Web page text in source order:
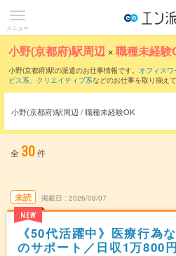
メニュー
小野(京都府)駅周辺 ×職種未経験
小野(京都府)駅の派遣のお仕事情報です。 オフィス
ビス系、 クリエイティブ系などのお仕事を取り揃え
小野(京都府)駅周辺 / 職種未経験OK
全 30件
未読
NEW
掲載日 2026/08/07
《50代活躍中》医療行為
のサポート／日収1万800